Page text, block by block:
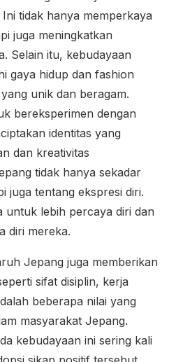
tidak hanya memperkaya
juga meningkatkan
Selain itu, kebudayaan
gaya hidup dan fashion
unik dan beragam.
bereksperimen dengan
identitas yang
dan kreativitas
tidak hanya sekadar
juga tentang ekspresi diri.
untuk lebih percaya diri dan
diri mereka.
Jepang juga memberikan
sifat disiplin, kerja
beberapa nilai yang
masyarakat Jepang.
kebudayaan ini sering kali